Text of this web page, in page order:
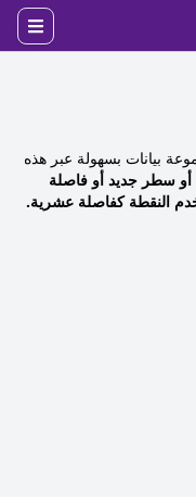
بيانات بسهولة عبر هذه
أو سطر جديد أو فاصلة
النقطة كفاصلة عشرية.